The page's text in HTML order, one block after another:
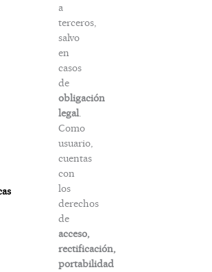
a
terceros,
salvo
en
casos
de
obligación
legal.
Como
usuario,
cuentas
con
los
derechos
de
acceso,
rectificación,
portabilidad